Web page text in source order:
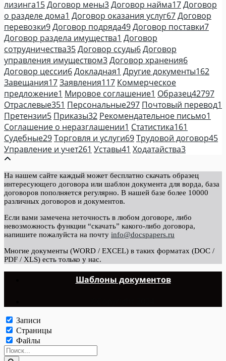
лизинга15Договор мены3Договор найма17Договор
о разделе дома1 Договор оказания услуг67Договор
перевозки9Договор подряда49Договор поставки7
Договор раздела имущества1 Договор
сотрудничества35Договор ссуды6Договор
управления имуществом3Договор хранения6
Договор цессии6Докладная1 Другие документы162
Завещания17Заявления117 Коммерческое
предложение1 Мировое соглашение1 Образец42797
Отраслевые351 Персональные297 Почтовый перевод1
Претензии5 Приказы32 Рекомендательное письмо1
Соглашение о неразглашении1 Статистика161
Судебные29Торговля и услуги69Трудовой договор45
Управление и учет261 Уставы41 Ходатайства3
На нашем сайте каждый может бесплатно скачать образец
интересующего договора или шаблон документа для ворда, база
договоров пополняется регулярно. В нашей базе более 10000
различных договоров и документов.
Если вами замечена неточность в любом договоре, либо
невозможность функции “скачать” какого-либо договора,
напишите пожалуйста на почту info@docspapers.ru
Многие документы (WORD / EXCEL) в таких форматах (DOC /
PDF / XLS) есть только у нас.
Шаблоны документов
Записи
Страницы
Файлы